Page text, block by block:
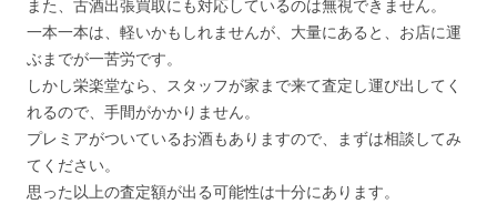
また、古酒出張買取にも対応しているのは無視できません。
一本一本は、軽いかもしれませんが、大量にあると、お店に運
ぶまでが一苦労です。
しかし栄楽堂なら、スタッフが家まで来て査定し運び出してく
れるので、手間がかかりません。
プレミアがついているお酒もありますので、まずは相談してみ
てください。
思った以上の査定額が出る可能性は十分にあります。